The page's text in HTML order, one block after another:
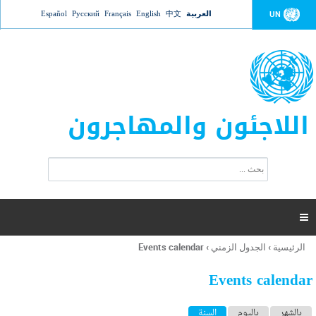
Jump to navigation UN العربية 中文
English
Français
Русский
Español
اللاجئون والمهاجرون
ت
ر
ل
ح
ب

أنت
هنا
الرئيسية › الجدول الزمني ›
Events calendar
Events calendar